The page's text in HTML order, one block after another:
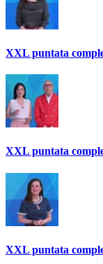
XXL puntata
XXL puntata
XXL puntata